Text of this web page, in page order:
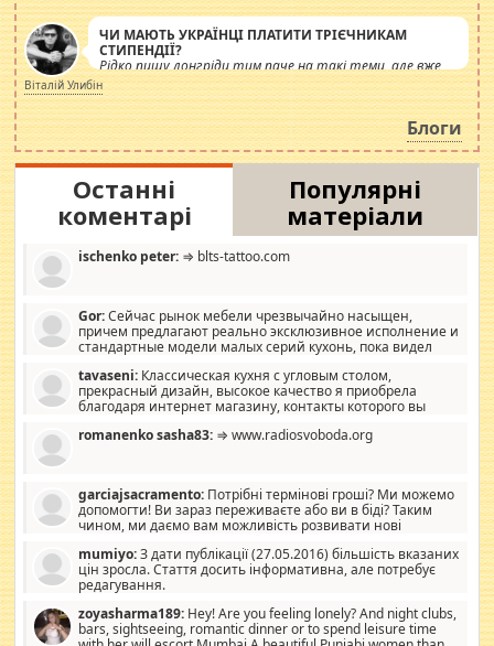
ЧИ МАЮТЬ УКРАЇНЦІ ПЛАТИТИ ТРІЄЧНИКАМ
СТИПЕНДІЇ?
Рідко пишу лонгріди тим паче на такі теми, але вже
просто дістало! Обурюють сьогоднішні інсенуації
навколо стипендіального питання. Штучно
роздувається ще одна соціальна катастрофа.
Віталій Улибін
Блоги
Останні
коментарі
Популярні
матеріали
ischenko peter: ⇒ blts-tattoo.com
Gor:Сейчас рынок мебели чрезвычайно насыщен,
причем предлагают реально эксклюзивное исполнение и
стандартные модели малых серий кухонь, пока видел
стандартные формы, в MebelOk, креативненько и что главное -
со вкусом все в порядке, без ненужных наворотов удорожающих
мебель, а это не последний фактор.
tavaseni: Классическая кухня с угловым столом,
прекрасный дизайн, высокое качество я приобрела
благодаря интернет магазину, контакты которого вы
romanenko sasha83: ⇒ www.radiosvoboda.org
garciajsacramento: Потрібні термінові гроші? Ми можемо
допомогти! Ви зараз переживаєте або ви в біді? Таким
чином, ми даємо вам можливість розвивати нові
допомагати людям, які намагаються дати їм шанс. Кожен
заслуговує на другий шанс, і, оскільки влада не зможе, вони
повинні приймати від інших. Для нас нема багато суми, і зрілість
витрат, а тільки узгоджених сум і нічого іншого. Не чекайте і не
коментуйте цей пост. Введіть суму, яку ви хочете подати, і ми
mumiyo:З дати публікації (27.05.2016) більшість вказаних
цін зросла. Стаття досить інформативна, але потребує
редагування.
zoyasharma189: Hey! Are you feeling lonely? And night clubs,
bars, sightseeing, romantic dinner or to spend leisure time